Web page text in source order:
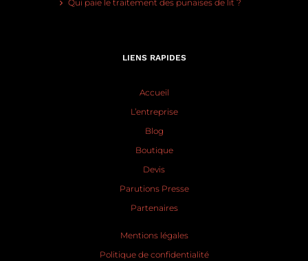
Qui paie le traitement des punaises de lit ?
LIENS RAPIDES
Accueil
L’entreprise
Blog
Boutique
Devis
Parutions Presse
Partenaires
Mentions légales
Politique de confidentialité